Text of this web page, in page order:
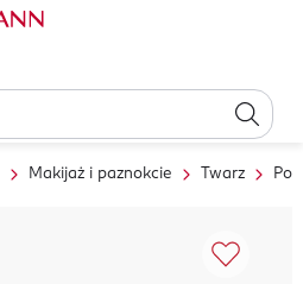
Makijaż i paznokcie Twarz